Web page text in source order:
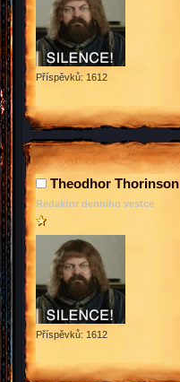
Příspěvků: 1612
Theodhor Thorinson
Redaktor denniho vestce
Příspěvků: 1612